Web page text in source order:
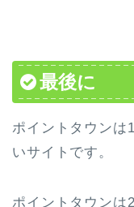
最後に
ポイントタウンは
いサイトです。
ポイントタウンは